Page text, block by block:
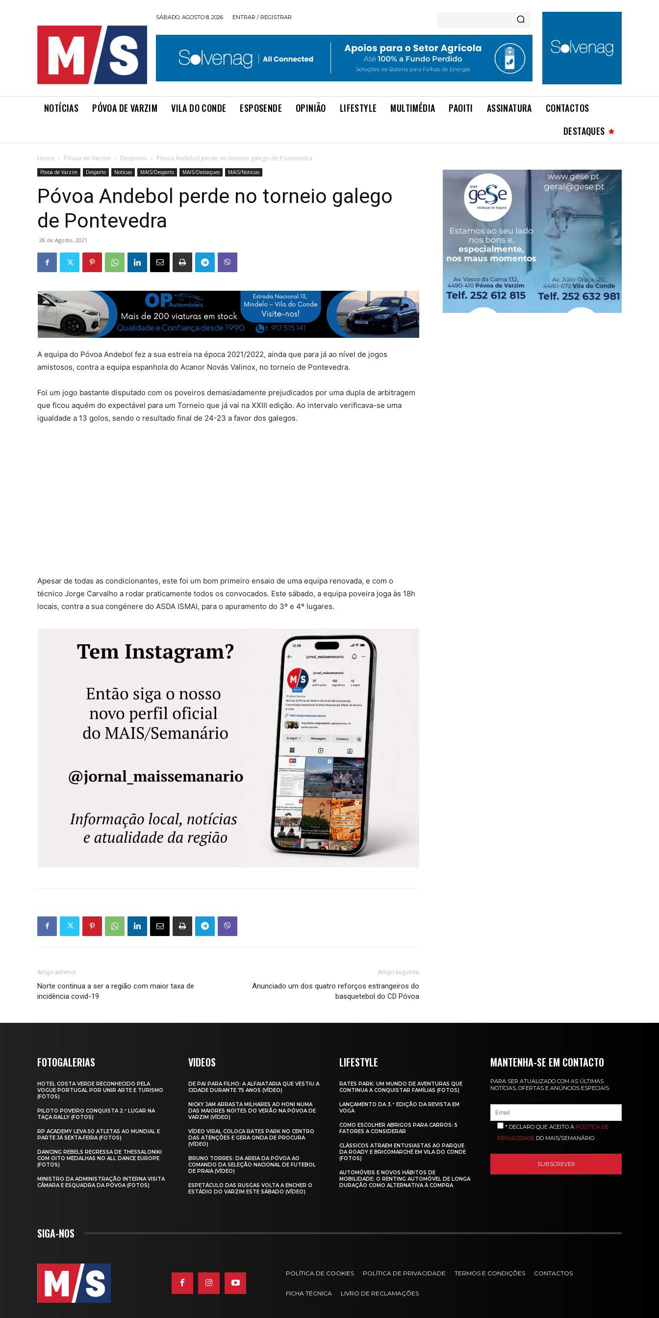
SÁBADO, AGOSTO 8, 2026 ENTRAR / REGISTRAR
NOTÍCIAS PÓVOA DE VARZIM VILA DO CONDE ESPOSENDE OPINIÃO LIFESTYLE MULTIMÉDIA PAOITI ASSINATURA
CONTACTOS
DESTAQUES
Home Póvoa de Varzim Desporto Póvoa Andebol perde no torneio galego de Pontevedra
Póvoa de Varzim Desporto Notícias MAIS/Desporto MAIS/Destaques MAIS/Notícias
Póvoa Andebol perde no torneio galego
de Pontevedra
28 de Agosto, 2021
A equipa do Póvoa Andebol fez a sua estreia na época 2021/2022, ainda que para já ao nível de jogos
amistosos, contra a equipa espanhola do Acanor Novás Valinox, no torneio de Pontevedra.
Foi um jogo bastante disputado com os poveiros demasiadamente prejudicados por uma dupla de arbitragem
que ficou aquém do expectável para um Torneio que já vai na XXIII edição. Ao intervalo verificava-se uma
igualdade a 13 golos, sendo o resultado final de 24-23 a favor dos galegos.
Apesar de todas as condicionantes, este foi um bom primeiro ensaio de uma equipa renovada, e com o
técnico Jorge Carvalho a rodar praticamente todos os convocados. Este sábado, a equipa poveira joga às 18h
locais, contra a sua congénere do ASDA ISMAI, para o apuramento do 3º e 4º lugares.
Artigo anterior
Norte continua a ser a região com maior taxa de
incidência covid-19
Artigo seguinte
Anunciado um dos quatro reforços estrangeiros do
basquetebol do CD Póvoa
FOTOGALERIAS
HOTEL COSTA VERDE RECONHECIDO PELA
VOGUE PORTUGAL POR UNIR ARTE E TURISMO
(FOTOS)
PILOTO POVEIRO CONQUISTA 2.º LUGAR NA
TAÇA RALLY (FOTOS)
RP ACADEMY LEVA 50 ATLETAS AO MUNDIAL E
PARTE JÁ SEXTA‑FEIRA (FOTOS)
DANCING REBELS REGRESSA DE THESSALONIKI
COM OITO MEDALHAS NO ALL DANCE EUROPE
(FOTOS)
MINISTRO DA ADMINISTRAÇÃO INTERNA VISITA
CÂMARA E ESQUADRA DA PÓVOA (FOTOS)
VIDEOS
DE PAI PARA FILHO: A ALFAIATARIA QUE VESTIU A
CIDADE DURANTE 75 ANOS (VÍDEO)
NICKY JAM ARRASTA MILHARES AO HONI NUMA
DAS MAIORES NOITES DO VERÃO NA PÓVOA DE
VARZIM (VÍDEO)
VÍDEO VIRAL COLOCA RATES PARK NO CENTRO
DAS ATENÇÕES E GERA ONDA DE PROCURA
(VÍDEO)
BRUNO TORRES: DA AREIA DA PÓVOA AO
COMANDO DA SELEÇÃO NACIONAL DE FUTEBOL
DE PRAIA (VÍDEO)
ESPETÁCULO DAS RUSGAS VOLTA A ENCHER O
ESTÁDIO DO VARZIM ESTE SÁBADO (VÍDEO)
LIFESTYLE
RATES PARK: UM MUNDO DE AVENTURAS QUE
CONTINUA A CONQUISTAR FAMÍLIAS (FOTOS)
LANÇAMENTO DA 3.ª EDIÇÃO DA REVISTA EM
VOGA
COMO ESCOLHER ABRIGOS PARA CARROS: 5
FATORES A CONSIDERAR
CLÁSSICOS ATRAEM ENTUSIASTAS AO PARQUE
DA ROADY E BRICOMARCHÉ EM VILA DO CONDE
(FOTOS)
AUTOMÓVEIS E NOVOS HÁBITOS DE
MOBILIDADE: O RENTING AUTOMÓVEL DE LONGA
DURAÇÃO COMO ALTERNATIVA À COMPRA
MANTENHA-SE EM CONTACTO
PARA SER ATUALIZADO COM AS ÚLTIMAS
NOTÍCIAS, OFERTAS E ANÚNCIOS ESPECIAIS.
* DECLARO QUE ACEITO A POLÍTICA DE
PRIVACIDADE DO MAIS/SEMANÁRIO
SIGA-NOS
POLÍTICA DE COOKIES POLÍTICA DE PRIVACIDADE TERMOS E CONDIÇÕES CONTACTOS
FICHA TÉCNICA LIVRO DE RECLAMAÇÕES